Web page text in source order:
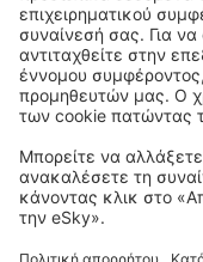
Copyright © eSky.gr. Με